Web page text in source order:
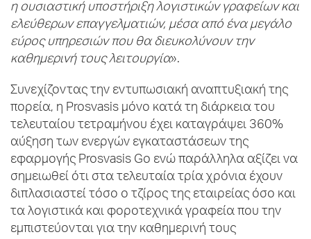
η ουσιαστική υποστήριξη λογιστικών γραφείων και
ελεύθερων επαγγελματιών, μέσα από ένα μεγάλο
εύρος υπηρεσιών που θα διευκολύνουν την
καθημερινή τους λειτουργία».
Συνεχίζοντας την εντυπωσιακή αναπτυξιακή της
πορεία, η Prosvasis μόνο κατά τη διάρκεια του
τελευταίου τετραμήνου έχει καταγράψει 360%
αύξηση των ενεργών εγκαταστάσεων της
εφαρμογής Prosvasis Go ενώ παράλληλα αξίζει να
σημειωθεί ότι στα τελευταία τρία χρόνια έχουν
διπλασιαστεί τόσο ο τζίρος της εταιρείας όσο και
τα λογιστικά και φοροτεχνικά γραφεία που την
εμπιστεύονται για την καθημερινή τους